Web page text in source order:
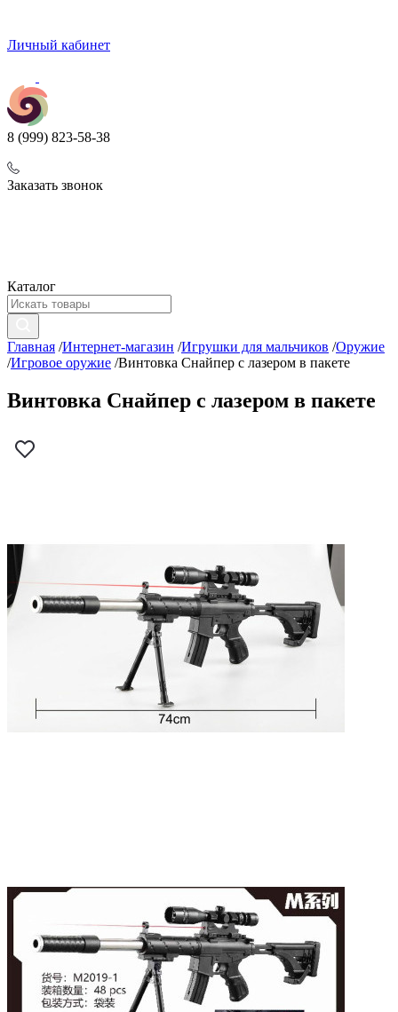
Личный кабинет
8 (999) 823-58-38
Заказать звонок
Каталог
Главная /Интернет-магазин /Игрушки для мальчиков /Оружие
/Игровое оружие /Винтовка Снайпер с лазером в пакете
Винтовка Снайпер с лазером в пакете